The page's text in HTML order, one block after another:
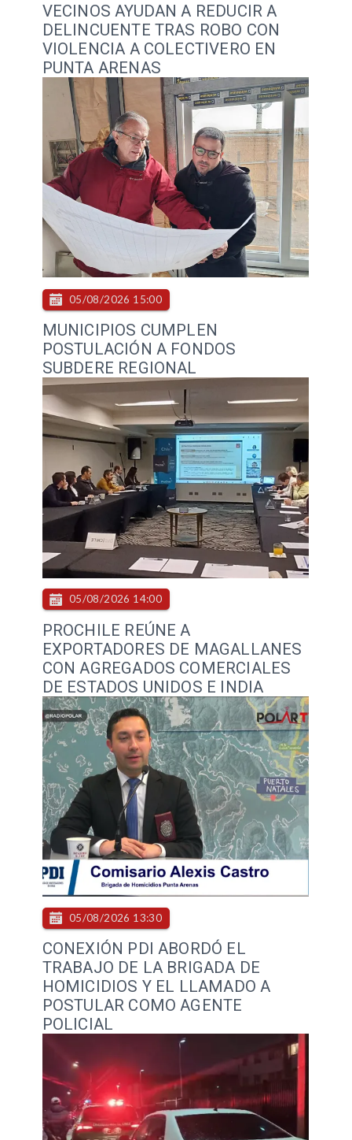
VECINOS AYUDAN A REDUCIR A
DELINCUENTE TRAS ROBO CON
VIOLENCIA A COLECTIVERO EN
PUNTA ARENAS
MUNICIPIOS CUMPLEN
POSTULACIÓN A FONDOS
SUBDERE REGIONAL
05/08/2026 15:00
PROCHILE REÚNE A
EXPORTADORES DE MAGALLANES
CON AGREGADOS COMERCIALES
DE ESTADOS UNIDOS E INDIA
05/08/2026 14:00
CONEXIÓN PDI ABORDÓ EL
TRABAJO DE LA BRIGADA DE
HOMICIDIOS Y EL LLAMADO A
POSTULAR COMO AGENTE
POLICIAL
05/08/2026 13:30